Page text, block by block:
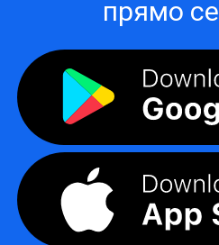
прямо